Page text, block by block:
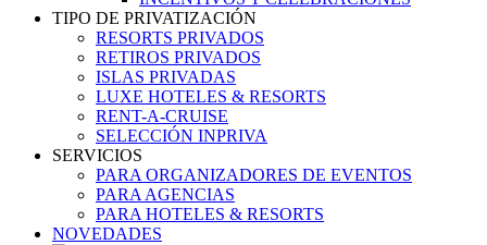
TIPO DE PRIVATIZACIÓN
RESORTS PRIVADOS
RETIROS PRIVADOS
ISLAS PRIVADAS
LUXE HOTELES & RESORTS
RENT-A-CRUISE
SELECCIÓN INPRIVA
SERVICIOS
PARA ORGANIZADORES DE EVENTOS
PARA AGENCIAS
PARA HOTELES & RESORTS
NOVEDADES